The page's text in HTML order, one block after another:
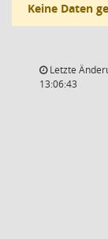
Keine Daten
Letzte
13:06:43